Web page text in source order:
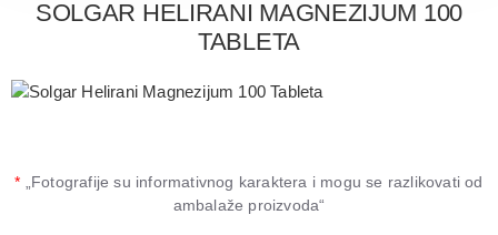
SOLGAR HELIRANI MAGNEZIJUM 100
TABLETA
* „Fotografije su informativnog karaktera i mogu se razlikovati od
ambalaže proizvoda“